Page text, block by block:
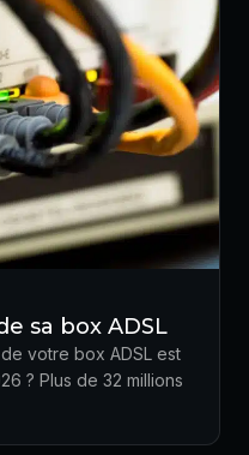
sa box ADSL
votre box ADSL est
? Plus de 32 millions